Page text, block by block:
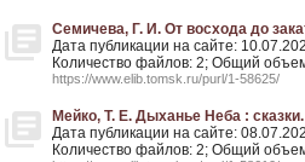
Семичева, Г. И. От восхода до
Дата публикации на сайте:
Количество файлов: 2; Общий
https://www.elib.tomsk.ru/purl/1-58625/
Мейко, Т. Е. Дыханье Неба :
Дата публикации на сайте:
Количество файлов: 2; Общий